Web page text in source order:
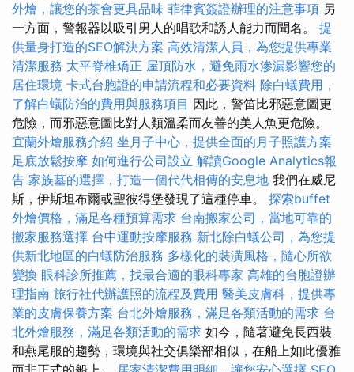
外燴，讓您的茶會更具品味 菲律賓簽證辦理的注意事項 另
一方面，警報器以吸引男人的唱歌和誘人能力而聞名。 提
供量身打造的SEO解決方案 高效清潔人員，為您提供專業
清潔服務 太平脊椎矯正 屋頂防水，避免雨水滲漏影響您的
居住環境 卡式台胞證的申請流程和必要資料 除白蟻費用，
了解白蟻防治的費用與服務項目 因此，警笛比邪惡意圖更
危險，而邪惡意圖比對人類溫柔而友善的美人魚更危險。
宜蘭外燴服務介紹 坐月子中心，提供全面的月子照護方案
足底放鬆按摩 如何進行公司設立 解讀Google Analytics報
告 家族墓的選擇，打造一個代代相傳的安息地 我們在威尼
斯，伊斯坦布爾或聖彼得堡發現了這種停車。 探索buffet
外燴價格，滿足各種預算需求 台南搬家公司，當地可靠的
搬家服務選擇 台中運動按摩服務 新北除白蟻公司，為您提
供新北地區的白蟻防治服務 多樣化的裝潢風格，隨心所欲
變換 眼科診所推薦，找最合適的眼科專家 高雄的台胞證辦
理指南 旅行社代辦護照的流程及費用 醫美皮膚科，提供專
業的皮膚保養方案 台北外燴服務，滿足各類活動的需求 台
北外燴服務，滿足各類活動的需求 如今，隨著避免長西裝
和燕尾服的趨勢，環境與社交俱樂部相似，在船上如此優雅